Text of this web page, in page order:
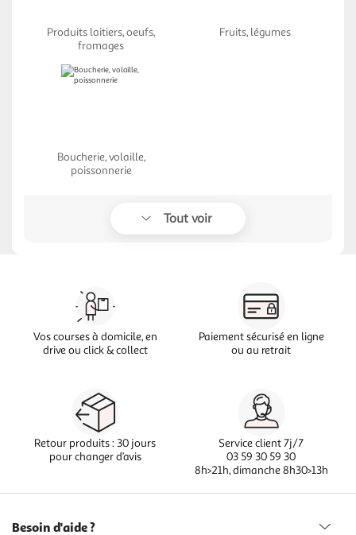
Produits laitiers, oeufs,
fromages
Fruits, légumes
Boucherie, volaille,
poissonnerie
Tout voir
Vos courses à domicile, en
drive ou click & collect
Paiement sécurisé en ligne
ou au retrait
Retour produits : 30 jours
pour changer d’avis
Service client 7j/7
03 59 30 59 30
8h>21h, dimanche 8h30>13h
Besoin d'aide ?